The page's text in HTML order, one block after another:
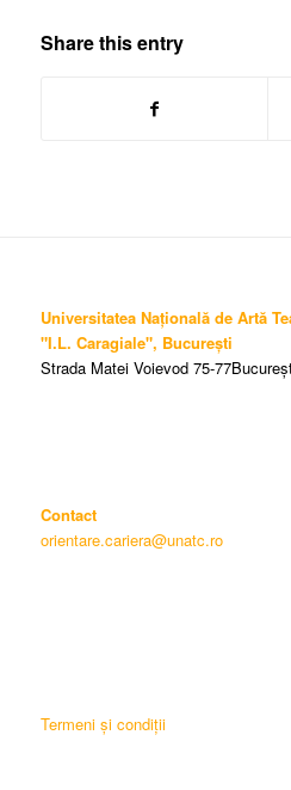
Share this entry
Universitatea Națională de Artă
"I.L. Caragiale", București
Strada Matei Voievod 75-
Contact
orientare.cariera@unatc.ro
Termeni și condiții